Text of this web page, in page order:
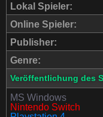
Lokal Spieler:
Online Spieler:
Publisher:
Genre:
Veröffentlichung des
MS Windows
Nintendo Switch